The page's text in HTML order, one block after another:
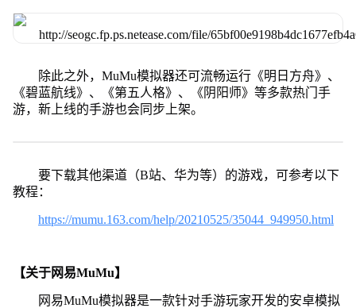
除此之外，MuMu模拟器还可流畅运行《明日方舟》、
《碧蓝航线》、《第五人格》、《阴阳师》等多款热门手
游，新上线的手游也会同步上架。
要下载其他渠道（B站、华为等）的游戏，可参考以下
教程：
https://mumu.163.com/help/20210525/35044_949950.html
【关于网易MuMu】
网易MuMu模拟器是一款针对手游玩家开发的安卓模拟